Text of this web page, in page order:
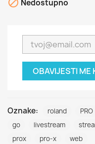
 Nedostupno
OBAVIJESTI ME
Oznake: roland PRO
go
livestream
prox
pro-x web